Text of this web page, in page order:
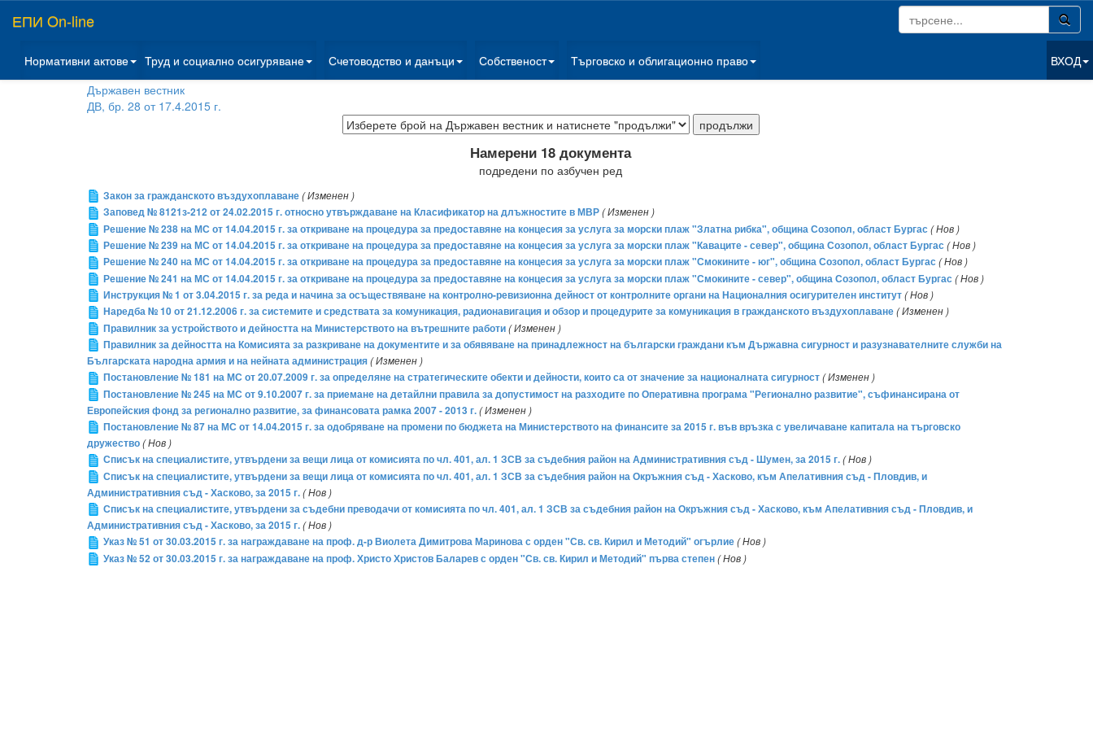
ЕПИ On-line
Нормативни актове Труд и социално осигуряване Счетоводство и данъци Собственост Търговско и облигационно право
ВХОД
Държавен вестник
ДВ, бр. 28 от 17.4.2015 г.
Намерени 18 документа
подредени по азбучен ред
Закон за гражданското въздухоплаване( Изменен )
Заповед № 8121з-212 от 24.02.2015 г. относно утвърждаване на Класификатор на длъжностите в МВР( Изменен )
Решение № 238 на МС от 14.04.2015 г. за откриване на процедура за предоставяне на концесия за услуга за морски плаж "Златна рибка", община Созопол, област Бургас( Нов )
Решение № 239 на МС от 14.04.2015 г. за откриване на процедура за предоставяне на концесия за услуга за морски плаж "Каваците - север", община Созопол, област Бургас( Нов )
Решение № 240 на МС от 14.04.2015 г. за откриване на процедура за предоставяне на концесия за услуга за морски плаж "Смокините - юг", община Созопол, област Бургас( Нов )
Решение № 241 на МС от 14.04.2015 г. за откриване на процедура за предоставяне на концесия за услуга за морски плаж "Смокините - север", община Созопол, област Бургас( Нов )
Инструкция № 1 от 3.04.2015 г. за реда и начина за осъществяване на контролно-ревизионна дейност от контролните органи на Националния осигурителен институт( Нов )
Наредба № 10 от 21.12.2006 г. за системите и средствата за комуникация, радионавигация и обзор и процедурите за комуникация в гражданското въздухоплаване( Изменен )
Правилник за устройството и дейността на Министерството на вътрешните работи( Изменен )
Правилник за дейността на Комисията за разкриване на документите и за обявяване на принадлежност на български граждани към Държавна сигурност и разузнавателните служби на
Българската народна армия и на нейната администрация( Изменен )
Постановление № 181 на МС от 20.07.2009 г. за определяне на стратегическите обекти и дейности, които са от значение за националната сигурност( Изменен )
Постановление № 245 на МС от 9.10.2007 г. за приемане на детайлни правила за допустимост на разходите по Оперативна програма "Регионално развитие", съфинансирана от
Европейския фонд за регионално развитие, за финансовата рамка 2007 - 2013 г.( Изменен )
Постановление № 87 на МС от 14.04.2015 г. за одобряване на промени по бюджета на Министерството на финансите за 2015 г. във връзка с увеличаване капитала на търговско
дружество( Нов )
Списък на специалистите, утвърдени за вещи лица от комисията по чл. 401, ал. 1 ЗСВ за съдебния район на Административния съд - Шумен, за 2015 г.( Нов )
Списък на специалистите, утвърдени за вещи лица от комисията по чл. 401, ал. 1 ЗСВ за съдебния район на Окръжния съд - Хасково, към Апелативния съд - Пловдив, и
Административния съд - Хасково, за 2015 г.( Нов )
Списък на специалистите, утвърдени за съдебни преводачи от комисията по чл. 401, ал. 1 ЗСВ за съдебния район на Окръжния съд - Хасково, към Апелативния съд - Пловдив, и
Административния съд - Хасково, за 2015 г.( Нов )
Указ № 51 от 30.03.2015 г. за награждаване на проф. д-р Виолета Димитрова Маринова с орден "Св. св. Кирил и Методий" огърлие( Нов )
Указ № 52 от 30.03.2015 г. за награждаване на проф. Христо Христов Баларев с орден "Св. св. Кирил и Методий" първа степен( Нов )